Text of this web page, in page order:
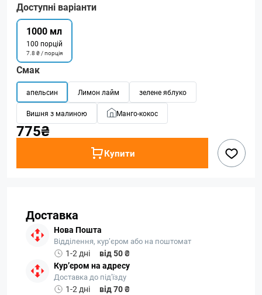
Доступні варіанти
1000 мл
100 порцій
7.8 ₴ / порція
Смак
апельсин Лимон лайм зелене яблуко
Вишня з малиною Манго-кокос
775₴
Купити
Доставка
Нова Пошта
Відділення, кур’єром або на поштомат
1-2 дні
від 50 ₴
Кур’єром на адресу
Доставка до під'їзду
1-2 дні
від 70 ₴